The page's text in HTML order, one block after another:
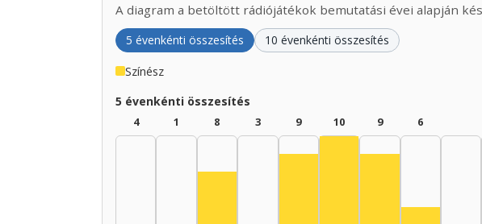
A diagram a betöltött rádiójátékok bemutatási évei alapján
5 évenkénti összesítés 10 évenkénti összesítés
Színész
5 évenkénti összesítés
4 1 8 3 9 10 9 6